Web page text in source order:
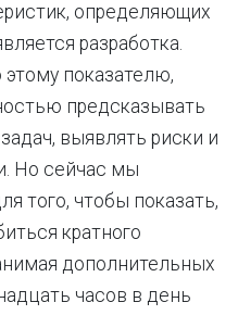
определяющих
разработка.
этому показателю,
предсказывать
выявлять риски и
Но сейчас мы
того, чтобы показать,
кратного
дополнительных
часов в день